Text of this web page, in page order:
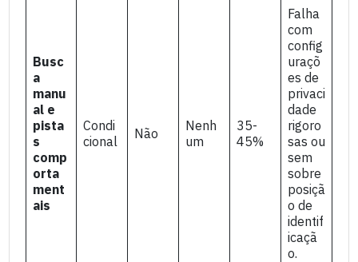
Busc
a
manu
al e
pista
s
comp
orta
ment
ais
Condi
cional
Não
Nenh
um
35-
45%
Falha
com
config
uraçõ
es de
privaci
dade
rigoro
sas ou
sem
sobre
posiçã
o de
identif
icaçã
o.